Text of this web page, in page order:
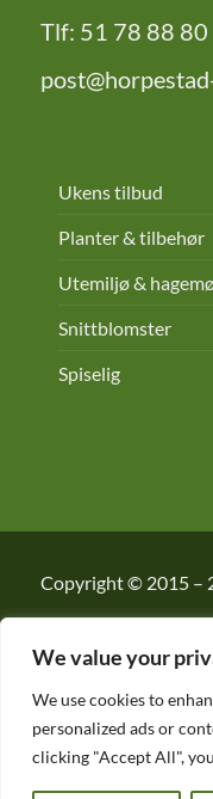
We value your
We use cookies to
personalized ads or
clicking "Accept All",
Tlf: 51 78 88 80
Ukens tilbud
Planter & tilbehør
Utemiljø &
Snittblomster
Spiselig
Copyright © 2015 –